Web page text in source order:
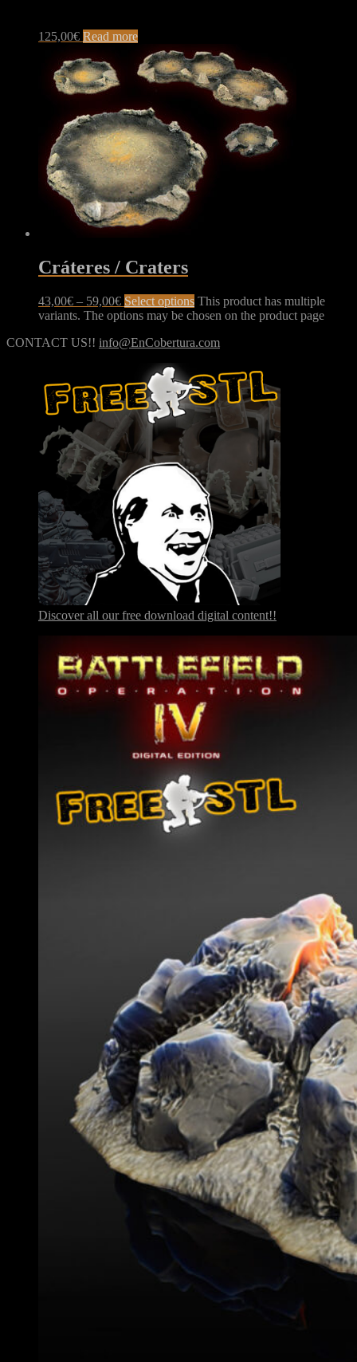
125,00€ Read more
Cráteres / Craters
43,00€ – 59,00€ Select options This product has multiple
variants. The options may be chosen on the product page
CONTACT US!! info@EnCobertura.com
Discover all our free download digital content!!